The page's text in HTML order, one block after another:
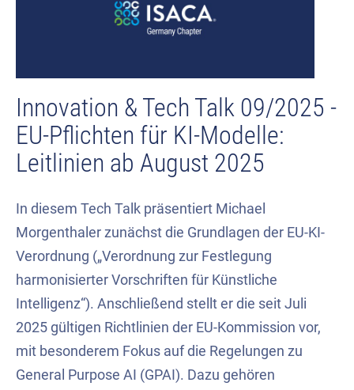
Innovation & Tech Talk 09/2025 -
EU-Pflichten für KI-Modelle:
Leitlinien ab August 2025
In diesem Tech Talk präsentiert Michael
Morgenthaler zunächst die Grundlagen der EU-KI-
Verordnung („Verordnung zur Festlegung
harmonisierter Vorschriften für Künstliche
Intelligenz“). Anschließend stellt er die seit Juli
2025 gültigen Richtlinien der EU-Kommission vor,
mit besonderem Fokus auf die Regelungen zu
General Purpose AI (GPAI). Dazu gehören